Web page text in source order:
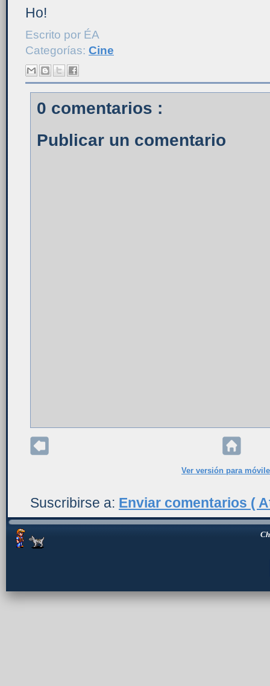
Ho!
Escrito por ÉA
Categorías: Cine
0 comentarios :
Publicar un comentario
Ver versión para
Suscribirse a: Enviar comentarios (